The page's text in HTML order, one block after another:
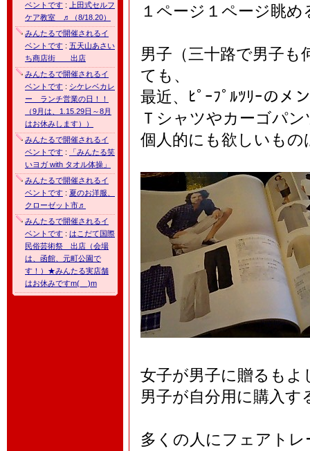
ベントです :
上田式セルフ
ケア教室 ♬（8/18.20）
みんたるで開催されるイ
ベントです : 五天山あさい
ち商店街 出店
みんたるで開催されるイ
ベントです : シケレベカレ
ー ランチ営業の日！！
（9月は、1.15.29日～8月
はお休みします））
みんたるで開催されるイ
ベントです :
「みんたる笑
いヨガ with タオル体操」
みんたるで開催されるイ
ベントです : 夏のお洋服、
クローゼット市♬
みんたるで開催されるイ
ベントです : はこだて国際
民俗芸術祭 出店（会場
は、函館、元町公園で
す！）★みんたる実店舗
はお休みですm(__)m
１ページ１ページ眺
男子（三十路で男子
ても、
最近、ﾋﾟｰﾌﾟﾙﾂﾘｰのメ
Ｔシャツやカーゴパ
個人的にも欲しいもの
女子が男子に贈るもよ
男子が自分用に購入す
多くの人にフェアト